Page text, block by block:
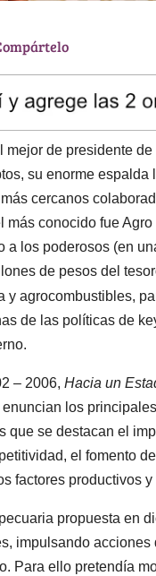
mejor de presidente
su enorme
cercanos
conocido fue
a los poderosos (en
de pesos del
y agrocombustibles,
de las políticas de
– 2006, Hacia un
enuncian los
que se destacan el
el fomento
factores productivos
propuesta en
impulsando
Para ello pretendía